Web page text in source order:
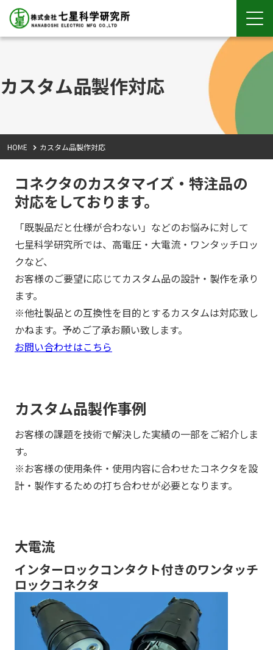
カスタム品製作対応
HOME カスタム品製作対応
コネクタのカスタマイズ・特注品の
対応をしております。
「既製品だと仕様が合わない」などのお悩みに対して
七星科学研究所では、高電圧・大電流・ワンタッチロッ
クなど、
お客様のご要望に応じてカスタム品の設計・製作を承り
ます。
※他社製品との互換性を目的とするカスタムは対応致し
かねます。予めご了承お願い致します。
お問い合わせはこちら
カスタム品製作事例
お客様の課題を技術で解決した実績の一部をご紹介しま
す。
※お客様の使用条件・使用内容に合わせたコネクタを設
計・製作するための打ち合わせが必要となります。
大電流
インターロックコンタクト付きのワンタッチ
ロックコネクタ